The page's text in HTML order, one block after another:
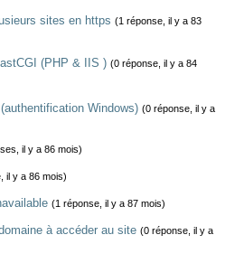
sites en https (1 réponse, il y a 83
(PHP & IIS ) (0 réponse, il y a 84
Windows) (0 réponse, il y a
il y a 86 mois)
il y a 86 mois)
(1 réponse, il y a 87 mois)
à accéder au site (0 réponse, il y a